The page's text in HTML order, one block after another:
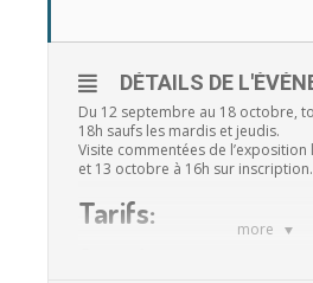
more
DÉTAILS DE
Du 12 septembre au 18 octobre,
18h saufs les mardis et jeudis.
Visite commentées de
et 13 octobre à 16h sur inscription.
Tarifs: